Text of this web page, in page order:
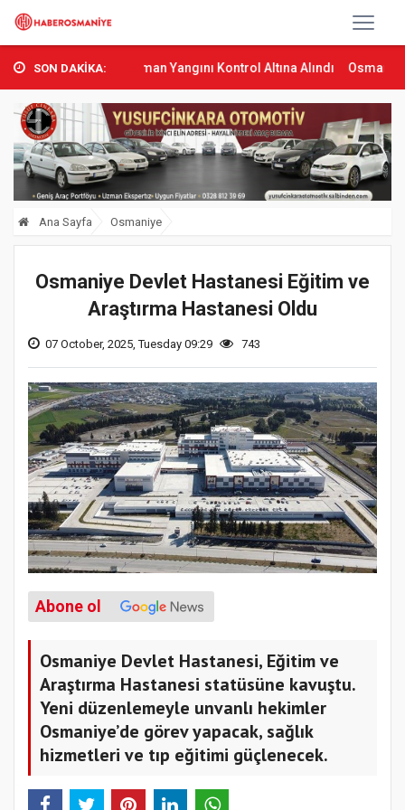
SON DAKİKA:
Orman Yangını Kontrol Altına Alındı Osmaniye’de Tren
Ana Sayfa Osmaniye
Osmaniye Devlet Hastanesi Eğitim ve
Araştırma Hastanesi Oldu
07 October, 2025, Tuesday 09:29 743
Abone ol
Osmaniye Devlet Hastanesi, Eğitim ve
Araştırma Hastanesi statüsüne kavuştu.
Yeni düzenlemeyle unvanlı hekimler
Osmaniye’de görev yapacak, sağlık
hizmetleri ve tıp eğitimi güçlenecek.